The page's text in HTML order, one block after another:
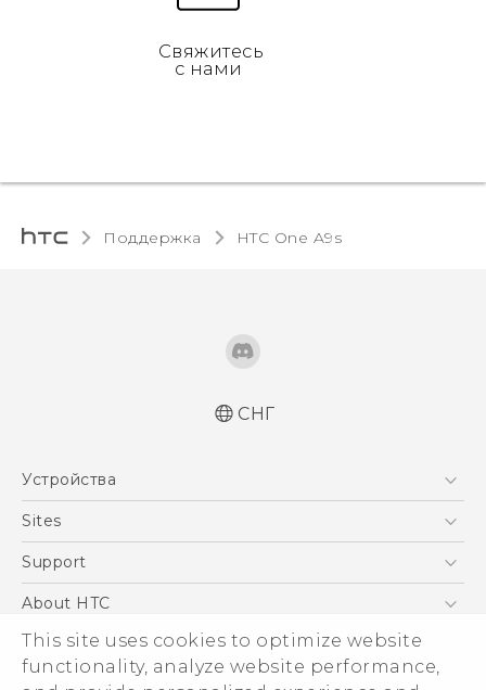
This site uses cookies to optimize website
functionality, analyze website performance,
Свяжитесь
с нами
Поддержка HTC One A9s‎
Русский - Руководство пользователя
Қазақ - Пайдаланушы нұсқаулығы
СНГ
Устройства
5G
EXODUS
VIVE
Sites
HTC Dev
Support
ПОДДЕРЖКА
About HTC
ESG
Инвестирование